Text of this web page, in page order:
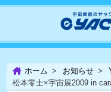
ホーム お知らせ
松本零士×宇宙展2009 in